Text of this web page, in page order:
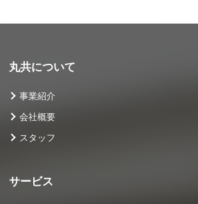
丸共について
事業紹介
会社概要
スタッフ
サービス